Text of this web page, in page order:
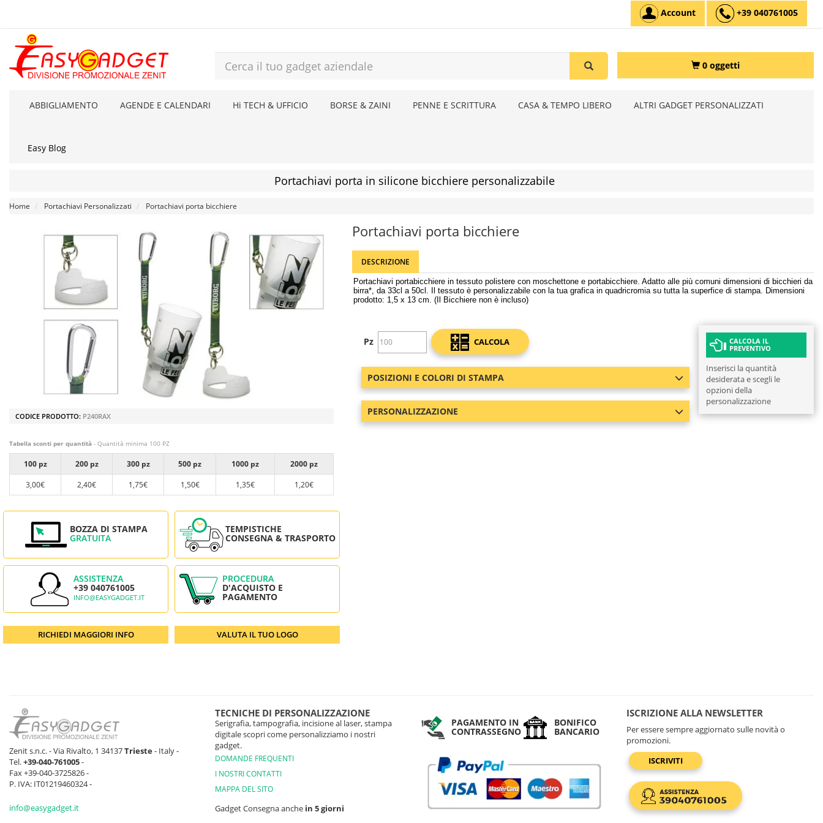
Account +39 040761005
0 oggetti
ABBIGLIAMENTO AGENDE E CALENDARI Hi TECH & UFFICIO BORSE & ZAINI PENNE E SCRITTURA CASA & TEMPO LIBERO ALTRI GADGET PERSONALIZZATI
Easy Blog
Portachiavi porta in silicone bicchiere personalizzabile
Home Portachiavi Personalizzati Portachiavi porta bicchiere
CODICE PRODOTTO: P240RAX
Tabella sconti per quantità - Quantità minima 100 PZ
100 pz 200 pz 300 pz 500 pz 1000 pz
2000 pz
3,00€
2,40€ 1,75€ 1,50€ 1,35€ 1,20€
BOZZA DI STAMPA
GRATUITA
TEMPISTICHE
CONSEGNA & TRASPORTO
ASSISTENZA
+39 040761005
INFO@EASYGADGET.IT
PROCEDURA
D'ACQUISTO E
PAGAMENTO
RICHIEDI MAGGIORI INFO VALUTA IL TUO LOGO
Portachiavi porta bicchiere
DESCRIZIONE
Portachiavi portabicchiere in tessuto polistere con moschettone e portabicchiere. Adatto alle più comuni dimensioni di bicchieri da
birra*, da 33cl a 50cl. Il tessuto è personalizzabile con la tua grafica in quadricromia su tutta la superfice di stampa. Dimensioni
prodotto: 1,5 x 13 cm. (Il Bicchiere non è incluso)
Pz CALCOLA
POSIZIONI E COLORI DI STAMPA
PERSONALIZZAZIONE
CALCOLA IL
PREVENTIVO
Inserisci la quantità
desiderata e scegli le
opzioni della
personalizzazione
Zenit s.n.c. - Via Rivalto, 1 34137Trieste- Italy -
Tel.+39-040-761005-
Fax +39-040-3725826 -
P. IVA: IT01219460324 -
info@easygadget.it
TECNICHE DI PERSONALIZZAZIONE
Serigrafia, tampografia, incisione al laser, stampa
digitale scopri come personalizziamo i nostri
gadget.
DOMANDE FREQUENTI
I NOSTRI CONTATTI
MAPPA DEL SITO
Gadget Consegna anche in 5 giorni
PAGAMENTO IN
CONTRASSEGNO
BONIFICO
BANCARIO
ISCRIZIONE ALLA NEWSLETTER
Per essere sempre aggiornato sulle novità o
promozioni.
ISCRIVITI